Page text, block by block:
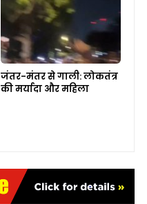
जंतर-मंतर से गाली: लोकतंत्र
की मर्यादा और महिला